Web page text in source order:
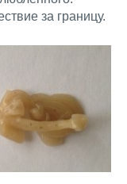
за границу.